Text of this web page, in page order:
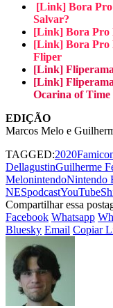
[Link] Bora Pro
Salvar?
[Link] Bora Pro
[Link] Bora Pro
Fliper
[Link]
[Link]
Ocarina of Time
EDIÇÃO
Marcos Melo e
TAGGED:2020
DellagustinGuilherme
MelonintendoNintendo
NESpodcastYouTube
Compartilhar essa
Facebook Whatsapp
Bluesky Email Copiar